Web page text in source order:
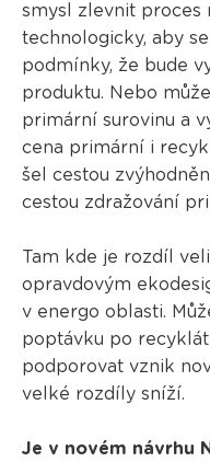
smysl zlevnit proces
technologicky, aby
podmínky, že bude
produktu. Nebo
primární surovinu a
cena primární i
šel cestou
cestou zdražování
Tam kde je rozdíl
opravdovým
v energo oblasti.
poptávku po
podporovat vznik
velké rozdíly sníží.
Je v novém návrhu